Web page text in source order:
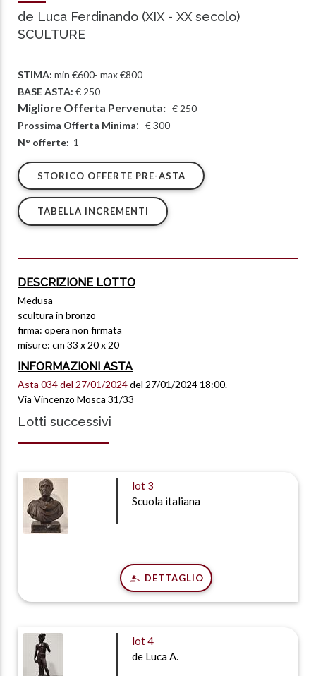
de Luca Ferdinando (XIX - XX secolo)
SCULTURE
STIMA: min €600- max €800
BASE ASTA: € 250
Migliore Offerta Pervenuta: € 250
Prossima Offerta Minima: €300
N° offerte: 1
STORICO OFFERTE PRE-ASTA
TABELLA INCREMENTI
DESCRIZIONE LOTTO
Medusa
scultura in bronzo
firma: opera non firmata
misure: cm 33 x 20 x 20
INFORMAZIONI ASTA
Asta 034 del 27/01/2024del 27/01/2024 18:00.
Via Vincenzo Mosca 31/33
Lotti successivi
lot 3
Scuola italiana
DETTAGLIO
lot4
de Luca A.